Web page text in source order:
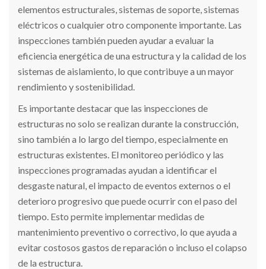
elementos estructurales, sistemas de soporte, sistemas
eléctricos o cualquier otro componente importante. Las
inspecciones también pueden ayudar a evaluar la
eficiencia energética de una estructura y la calidad de los
sistemas de aislamiento, lo que contribuye a un mayor
rendimiento y sostenibilidad.
Es importante destacar que las inspecciones de
estructuras no solo se realizan durante la construcción,
sino también a lo largo del tiempo, especialmente en
estructuras existentes. El monitoreo periódico y las
inspecciones programadas ayudan a identificar el
desgaste natural, el impacto de eventos externos o el
deterioro progresivo que puede ocurrir con el paso del
tiempo. Esto permite implementar medidas de
mantenimiento preventivo o correctivo, lo que ayuda a
evitar costosos gastos de reparación o incluso el colapso
de la estructura.